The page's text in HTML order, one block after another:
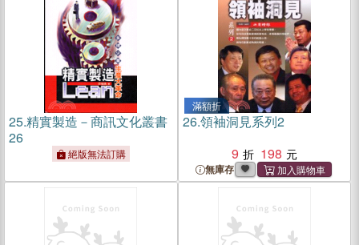
25.精實製造－商訊文化叢書
26
絕版無法訂購
滿額折
26.領袖洞見系列2
9
198
無庫存